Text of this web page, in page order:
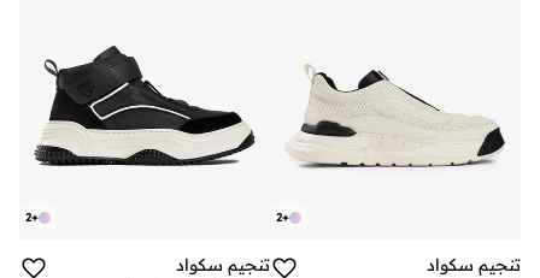
+
2
تنجيم سكواد
+
2
تنجيم سكواد